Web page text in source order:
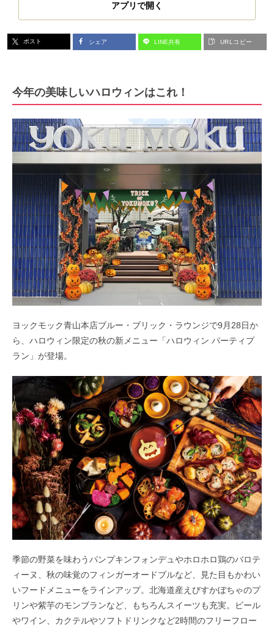
アプリで開く
ポスト シェア LINE共有 URLコピー
今年の美味しいハロウィンはこれ！
ヨックモック青山本店ブルー・ブリック・ラウンジで9月28日か
ら、ハロウィン限定の秋の新メニュー「ハロウィン パーティプ
ラン」が登場。
季節の野菜を味わうパンプキンフォンデュやホロホロ鶏のバロテ
ィーヌ、秋の味覚のフィンガーオードブルなど、見た目もかわい
いフードメニューをラインアップ。北海道産えびすかぼちゃのプ
リンや紫芋のモンブランなど、もちろんスイーツも充実。ビール
やワイン、カクテルやソフトドリンクなど2時間のフリーフロー